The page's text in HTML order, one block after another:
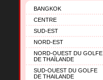
BANGKOK
CENTRE
SUD-EST
NORD-EST
NORD-OUEST DU GOLFE
DE THAÏLANDE
SUD-OUEST DU GOLFE
DE THAILANDE